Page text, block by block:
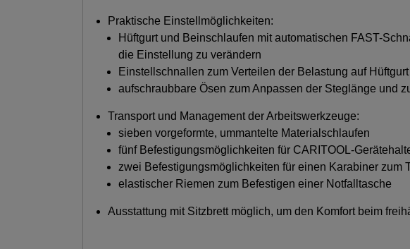
Praktische Einstellmöglichkeiten:
Hüftgurt und Beinschlaufen mit automatischen FAST-
die Einstellung zu verändern
Einstellschnallen zum Verteilen der Belastung auf
aufschraubbare Ösen zum Anpassen der Steglänge und
Transport und Management der Arbeitswerkzeuge:
sieben vorgeformte, ummantelte Materialschlaufen
fünf Befestigungsmöglichkeiten für CARITOOL-
zwei Befestigungsmöglichkeiten für einen Karabiner zum
elastischer Riemen zum Befestigen einer Notfalltasche
Ausstattung mit Sitzbrett möglich, um den Komfort beim